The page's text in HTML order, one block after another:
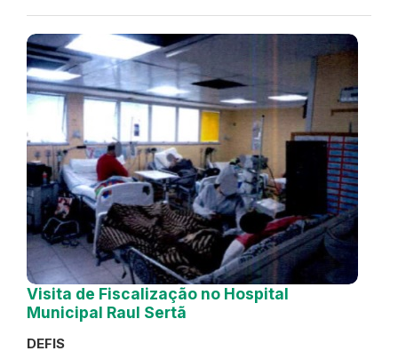
Visita de Fiscalização no Hospital
Municipal Raul Sertã
DEFIS